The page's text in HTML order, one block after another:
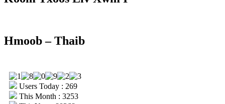
Hmoob – Thaib
Users Today : 269
This Month : 3253